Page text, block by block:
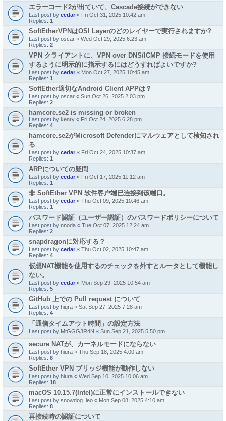
エラーコード2が出ていて、Cascade接続ができない
Last post by cedar « Fri Oct 31, 2025 10:42 am
Replies: 1
SoftEtherVPNはOSI Layerのどのレイヤーで実行されますか?
Last post by oscar « Wed Oct 29, 2025 6:23 am
Replies: 2
VPN クライアントに、VPN over DNS/ICMP 接続モードを使用
するように明示的に指示するにはどうすればよいですか?
Last post by cedar « Mon Oct 27, 2025 10:45 am
Replies: 1
SoftEther適切なAndroid Client APPは？
Last post by oscar « Sun Oct 26, 2025 2:03 pm
Replies: 2
hamcore.se2 is missing or broken
Last post by kenry « Fri Oct 24, 2025 6:28 pm
Replies: 4
hamcore.se2がMicrosoft Defenderにマルウェアとして検知され
る
Last post by cedar « Fri Oct 24, 2025 10:37 am
Replies: 1
ARPについての疑問
Last post by cedar « Fri Oct 17, 2025 11:12 am
Replies: 1
非 SoftEther VPN 软件客户端已连接到该端口。
Last post by cedar « Thu Oct 09, 2025 10:46 am
Replies: 1
パスワード認証（ユーザー認証）のパスワードポリシーについて
Last post by nnoda « Tue Oct 07, 2025 12:24 am
Replies: 2
snapdragonに対応する？
Last post by cedar « Thu Oct 02, 2025 10:47 am
Replies: 4
仮想NAT機能を使用するのチェックを外すとルータとして機能し
ない。
Last post by cedar « Mon Sep 29, 2025 10:54 am
Replies: 5
GitHub 上での Pull request について
Last post by hiura « Sat Sep 27, 2025 7:28 am
Replies: 4
「通信タイムアウト時間」の設定方法
Last post by MtGGG3R4N « Sun Sep 21, 2025 5:50 pm
secure NATが、カーネルモードにならない
Last post by hiura « Thu Sep 18, 2025 4:00 am
Replies: 8
SoftEther VPN ブリッジ機能が動作しない
Last post by hiura « Wed Sep 10, 2025 10:06 am
Replies: 18
macOS 10.15.7(Intel)に正常にインストールできない
Last post by snowdog_leo « Mon Sep 08, 2025 4:10 am
Replies: 8
再接続時の認証について